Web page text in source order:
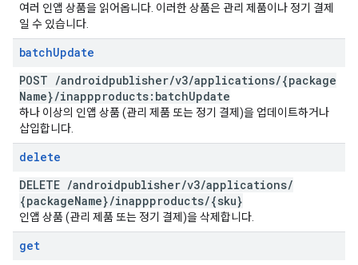
여러 인앱 상품을 읽어옵니다. 이러한 상품은 관리 제품이나 정기 결제
일 수 있습니다.
batchUpdate
POST /androidpublisher/v3/applications/{package
Name}/inappproducts:batchUpdate
하나 이상의 인앱 상품 (관리 제품 또는 정기 결제)을 업데이트하거나
삽입합니다.
delete
DELETE /androidpublisher/v3/applications/
{packageName}/inappproducts/{sku}
인앱 상품 (관리 제품 또는 정기 결제)을 삭제합니다.
get